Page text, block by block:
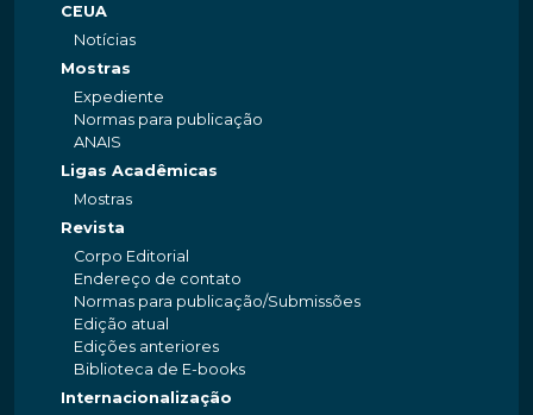
CEUA
Notícias
Mostras
Expediente
Normas para publicação
ANAIS
Ligas Acadêmicas
Mostras
Revista
Corpo Editorial
Endereço de contato
Normas para publicação/Submissões
Edição atual
Edições anteriores
Biblioteca de E-books
Internacionalização